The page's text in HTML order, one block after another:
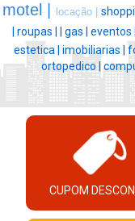
motel | locação |
roupas | gas | eventos |
estetica | imobiliarias |
ortopedico |
CUPOM